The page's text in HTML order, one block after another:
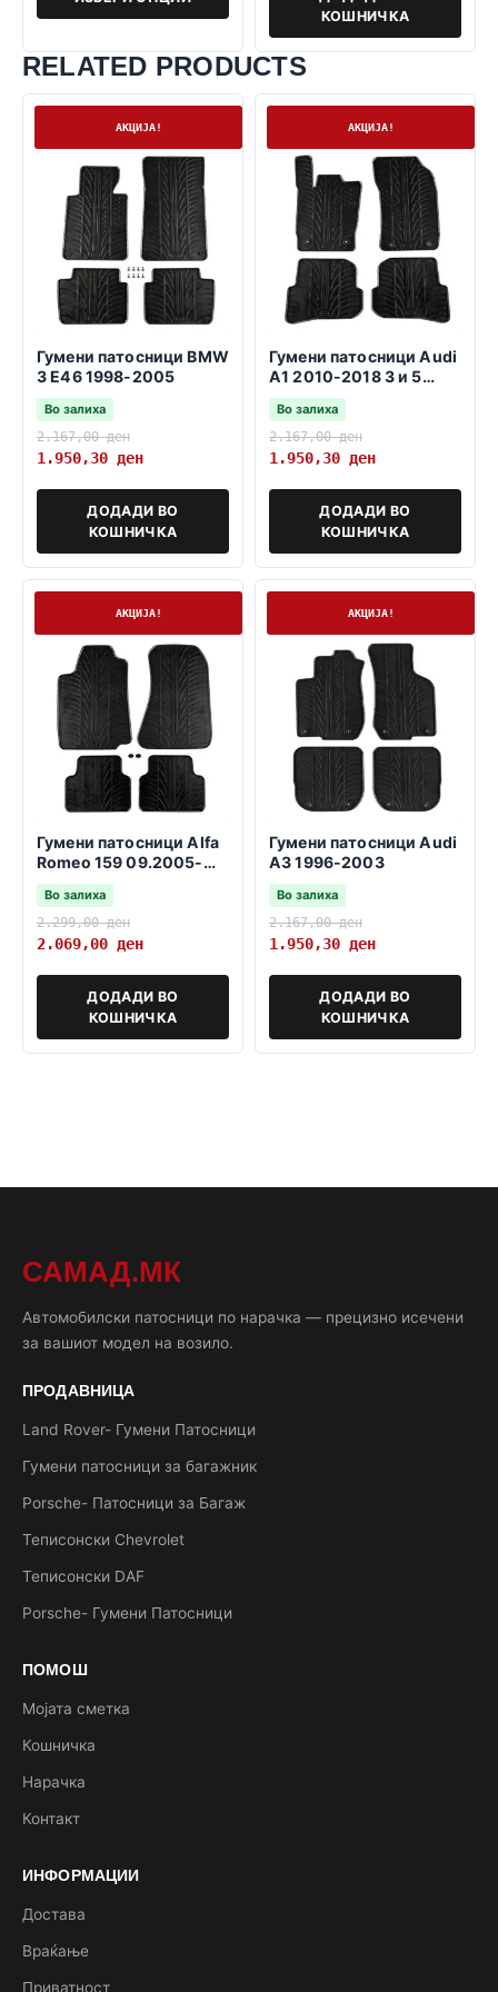
КОШНИЧКА
RELATED PRODUCTS
АКЦИЈА!
Гумени патосници BMW
3 E46 1998-2005
Во залиха
2.167,00ден
1.950,30 ден
ДОДАДИ ВО
КОШНИЧКА
АКЦИЈА!
Гумени патосници Audi
A1 2010-2018 3 и 5
врати sportback
Во залиха
2.167,00ден
1.950,30 ден
ДОДАДИ ВО
КОШНИЧКА
АКЦИЈА!
Гумени патосници Alfa
Romeo 159 09.2005-
11.2011
Во залиха
2.299,00ден
2.069,00 ден
ДОДАДИ ВО
КОШНИЧКА
АКЦИЈА!
Гумени патосници Audi
A3 1996-2003
Во залиха
2.167,00ден
1.950,30 ден
ДОДАДИ ВО
КОШНИЧКА
САМАД.МК
Автомобилски патосници по нарачка — прецизно исечени
за вашиот модел на возило.
ПРОДАВНИЦА
Land Rover- Гумени Патосници
Гумени патосници за багажник
Porsche- Патосници за Багаж
Теписонски Chevrolet
Теписонски DAF
Porsche- Гумени Патосници
ПОМОШ
Мојата сметка
Кошничка
Нарачка
Контакт
ИНФОРМАЦИИ
Достава
Враќање
Приватност